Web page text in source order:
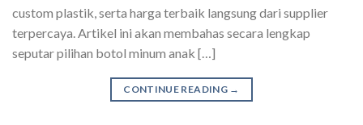
custom plastik, serta harga terbaik langsung dari supplier
terpercaya. Artikel ini akan membahas secara lengkap
seputar pilihan botol minum anak […]
CONTINUE READING →